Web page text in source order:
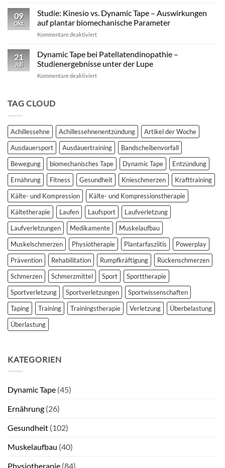
Tape
Kinesiotape
–
wissenschaftlich
fundierter
09
Okt.
Studie: Kinesio vs. Dynamic Tape – Auswirkungen
auf plantar biomechanische Parameter
Kommentare deaktiviertfür
Kinesio
Dynamic
Tape
Parameter
21
Juli
Dynamic Tape bei Patellatendinopathie –
Studienergebnisse unter der Lupe
Kommentare deaktiviertfür
Studienergebnisse
unter
der
Lupe
TAG CLOUD
Achillessehne Achillessehnenentzündung
Artikel der Woche
Ausdauersport
Ausdauertraining
Bandscheibenvorfall
Bewegung
biomechanisches Tape Dynamic Tape
Entzündung
Ernährung
Fitness Gesundheit Knieschmerzen
Krafttraining
Kälte- und Kompression
Kälte- und Kompressionstherapie
Kältetherapie
Laufen Laufsport
Laufverletzung
Laufverletzungen
Medikamente
Muskelaufbau
Muskelschmerzen
Physiotherapie Plantarfasziitis
Powerplay
Prävention
Rehabilitation Rumpfkräftigung
Rückenschmerzen
Schmerzen
Schmerzmittel Sport
Sporttherapie
Sportverletzung
Sportverletzungen
Sportwissenschaften
Taping
Training Trainingstherapie Verletzung
Überbelastung
Überlastung
KATEGORIEN
Dynamic Tape (45)
Ernährung (26)
Gesundheit (102)
Muskelaufbau (40)
Physiotherapie (84)